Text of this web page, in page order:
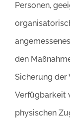
Personen,
den
Sicherung
Verfügbarkeit
physischen